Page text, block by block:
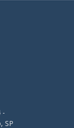
-
SP